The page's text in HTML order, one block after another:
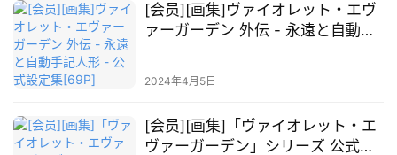
[会员][画集]ヴァイオレット・エヴ
ァーガーデン 外伝 - 永遠と自動手
2024年4月5日
[会员][画集]「ヴァイオレット・エ
ヴァーガーデン」シリーズ 公式設